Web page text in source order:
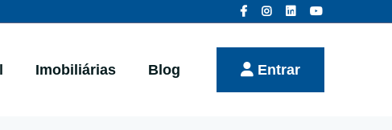
Imobiliárias Blog Entrar